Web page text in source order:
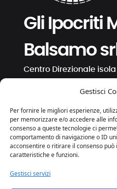
Gestisci
Per fornire le migliori esperienze,
per memorizzare e/o accedere alle
consenso a queste tecnologie ci
comportamento di navigazione o ID
acconsentire o ritirare il consenso
caratteristiche e funzioni.
Gestisci servizi
Gli Ipocriti
Balsamo srl
Centro Direzionale isola
gli.ipocriti@pcert.it
⋅ ⋅
Privacy e Cookies